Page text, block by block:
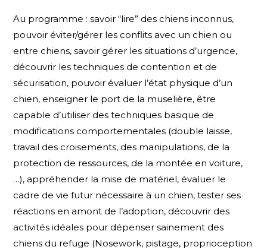
Au programme : savoir “lire” des chiens inconnus,
pouvoir éviter/gérer les conflits avec un chien ou
entre chiens, savoir gérer les situations d’urgence,
découvrir les techniques de contention et de
sécurisation, pouvoir évaluer l’état physique d’un
chien, enseigner le port de la muselière, être
capable d’utiliser des techniques basique de
modifications comportementales (double laisse,
travail des croisements, des manipulations, de la
protection de ressources, de la montée en voiture,
…), appréhender la mise de matériel, évaluer le
cadre de vie futur nécessaire à un chien, tester ses
réactions en amont de l’adoption, découvrir des
activités idéales pour dépenser sainement des
chiens du refuge (Nosework, pistage, proprioception